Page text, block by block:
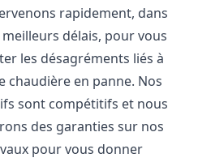
rapidement, dans
meilleurs délais, pour vous
les désagréments liés à
chaudière en panne. Nos
sont compétitifs et nous
des garanties sur nos
pour vous donner